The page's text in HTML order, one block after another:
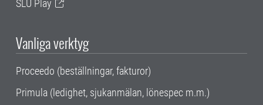
SLU Play
Vanliga verktyg
Proceedo (beställningar, fakturor)
Primula (ledighet, sjukanmälan, lönespec m.m.)